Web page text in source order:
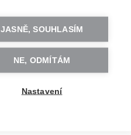
JASNĚ, SOUHLASÍM
NE, ODMÍTÁM
Nastavení